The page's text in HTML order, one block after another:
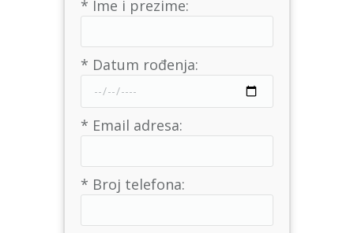
* Ime i prezime:
* Datum rođenja:
* Email adresa:
* Broj telefona: